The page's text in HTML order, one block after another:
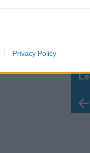
Privacy Policy
strategia